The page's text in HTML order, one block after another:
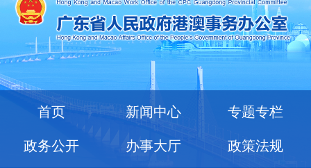
首页 新闻中心 专题专栏
政务公开 办事大厅 政策法规